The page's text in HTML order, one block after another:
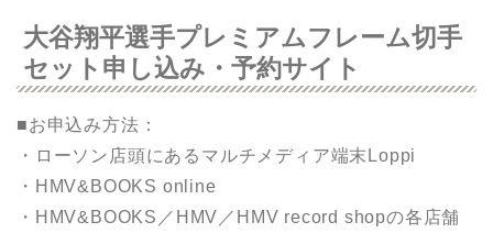
大谷翔平選手プレミアムフレーム切手
セット申し込み・予約サイト
■お申込み方法：
・ローソン店頭にあるマルチメディア端末Loppi
・HMV&BOOKS online
・HMV&BOOKS／HMV／HMV record shopの各店舗